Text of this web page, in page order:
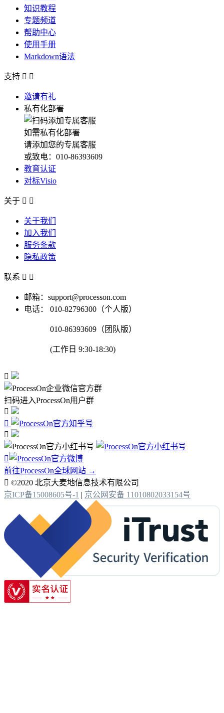
知识教程
专题频道
帮助中心
使用手册
Markdown语法
支持  
邀请有礼
私有化部署
如需私有化部署
请添加您的专属客服
或致电：010-86393609
教育认证
对标Visio
关于  
关于我们
加入我们
服务条款
隐私政策
联系  
邮箱：support@processon.com
电话：
010-82796300（个人版）
010-86393609（团队版）
(工作日 9:30-18:30)

扫码进入ProcessOn用户群




前往ProcessOn全球网站 →
 ©2020 北京大麦地信息技术有限公司
京ICP备15008605号-1 | 京公网安备 11010802033154号